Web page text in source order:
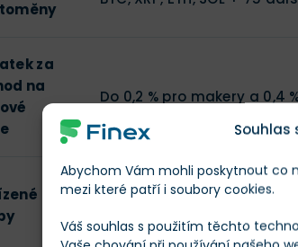
Souhlas
Abychom Vám mohli poskytnout co
mezi které patří i soubory cookies.
Váš souhlas s použitím těchto
za
na
Do 0,2 % pro makery a 0,4
Směna, trading, úročení a
peněženka Gemini Wallet,